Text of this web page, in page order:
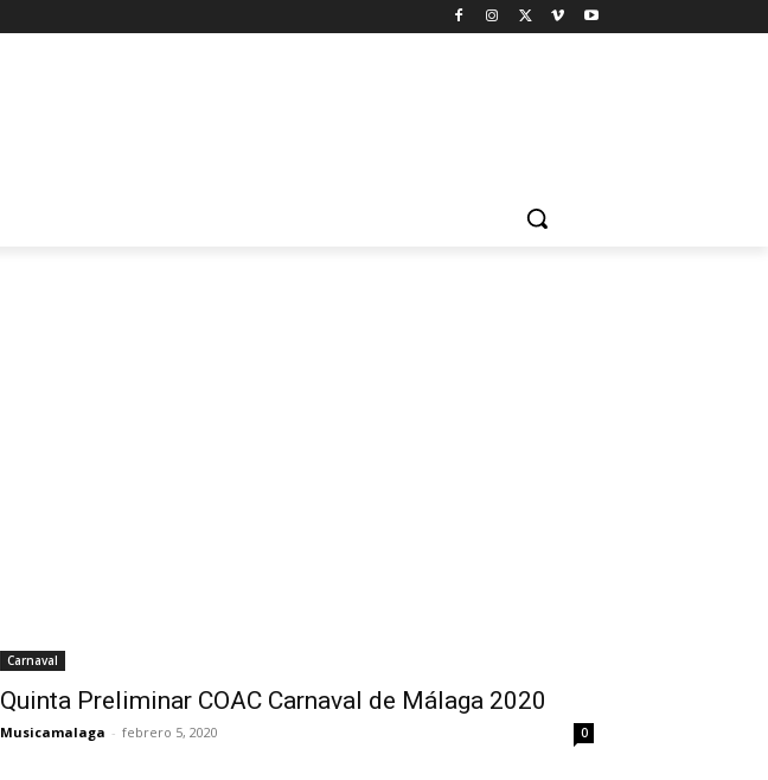
Carnaval
Quinta Preliminar COAC Carnaval de Málaga 2020
Musicamalaga - febrero 5, 2020 0